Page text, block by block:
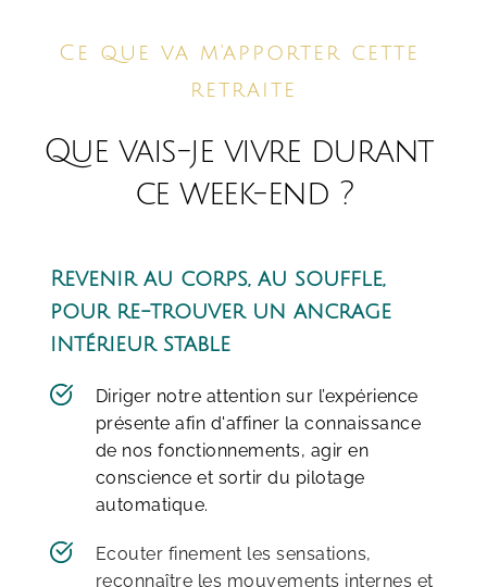
Ce que va m'apporter cette
retraite
Que vais-je vivre durant
ce week-end ?
Revenir au corps, au souffle,
pour re-trouver un ancrage
intérieur stable
Diriger notre attention sur l’expérience
présente afin d'affiner la connaissance
de nos fonctionnements, agir en
conscience et sortir du pilotage
automatique.
Ecouter finement les sensations,
reconnaître les mouvements internes et